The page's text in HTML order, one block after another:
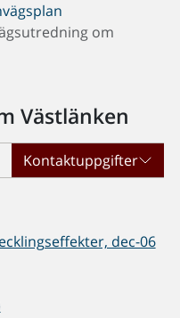
om
Västlänken
Kontaktuppgifter
dec-06